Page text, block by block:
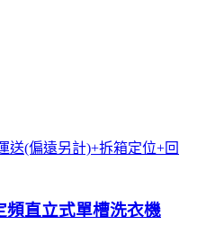
送(偏遠另計)+拆箱定位+回
直立式單槽洗衣機